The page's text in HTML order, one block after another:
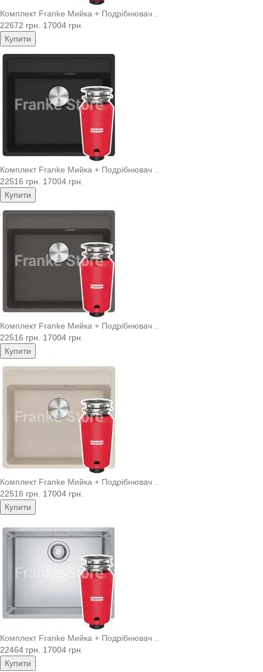
Комплект Franke Мийка + Подрібнювач ..
22672 грн.
17004 грн.
Купити
Комплект Franke Мийка + Подрібнювач ..
22516 грн.
17004 грн.
Купити
Комплект Franke Мийка + Подрібнювач ..
22516 грн.
17004 грн.
Купити
Комплект Franke Мийка + Подрібнювач ..
22516 грн.
17004 грн.
Купити
Комплект Franke Мийка + Подрібнювач ..
22464 грн.
17004 грн.
Купити